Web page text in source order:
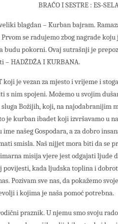
BRAĆO I SESTRE : ES-
blagdan – Kurban bajram.
se radujemo zbog nagrade
budu pokorni. Ovaj sutrašnji je
– HADŽDŽA I KURBANA.
koji je vezan za mjesto i vrijeme i
s nim spojeni. Možemo u svojim
Božijih, koji, na najodabranijim
je kurban ibadet koji izvršavamo u
našeg Gospodara, a za dobro
smisla. Naš nijjet mora biti da se
misija vjere jest odgajati ljude
povijesti, kada ljudska toplina i
Pozivam sve nas, da pokažemo
i kojima je naša pomoć potrebna.
praznik. U njemu smo svoju